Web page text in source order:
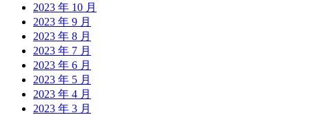
2023 年 10 月
2023 年 9 月
2023 年 8 月
2023 年 7 月
2023 年 6 月
2023 年 5 月
2023 年 4 月
2023 年 3 月